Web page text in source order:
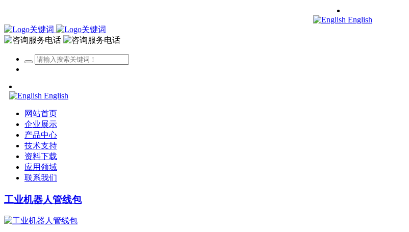
English
English
网站首页
企业展示
产品中心
技术支持
资料下载
应用领域
联系我们
工业机器人管线包